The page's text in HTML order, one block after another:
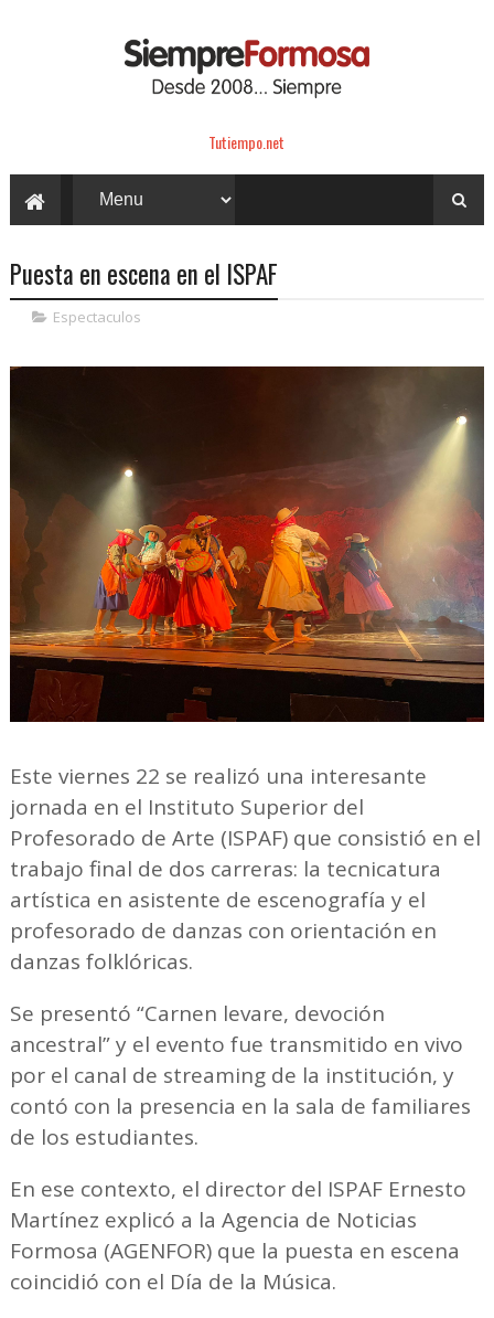
Tutiempo.net
Puesta en escena en el ISPAF
Espectaculos
Este viernes 22 se realizó una interesante
jornada en el Instituto Superior del
Profesorado de Arte (ISPAF) que consistió en el
trabajo final de dos carreras: la tecnicatura
artística en asistente de escenografía y el
profesorado de danzas con orientación en
danzas folklóricas.
Se presentó “Carnen levare, devoción
ancestral” y el evento fue transmitido en vivo
por el canal de streaming de la institución, y
contó con la presencia en la sala de familiares
de los estudiantes.
En ese contexto, el director del ISPAF Ernesto
Martínez explicó a la Agencia de Noticias
Formosa (AGENFOR) que la puesta en escena
coincidió con el Día de la Música.